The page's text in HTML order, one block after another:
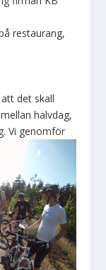
restaurang,
det skall
halvdag,
Vi genomför